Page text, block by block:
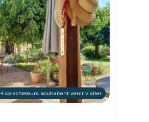
4 co-acheteurs souhaitent venir visiter